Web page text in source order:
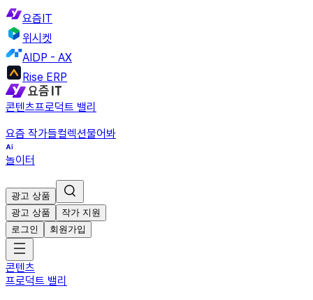
요즘IT
위시켓
AIDP - AX
Rise ERP
콘텐츠프로덕트 밸리
요즘 작가들컬렉션물어봐
놀이터
광고 상품
광고 상품
작가 지원
로그인
회원가입
콘텐츠
프로덕트 밸리